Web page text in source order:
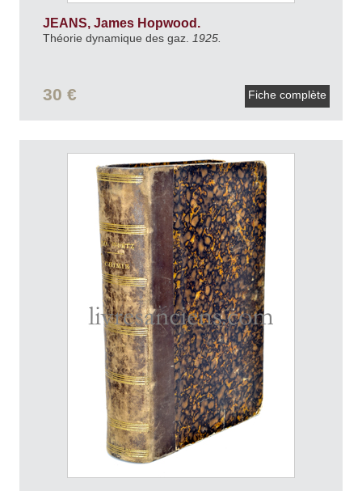
JEANS, James Hopwood.
Théorie dynamique des gaz. 1925.
30 € Fiche complète